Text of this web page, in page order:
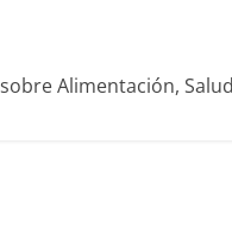
Alimentación,